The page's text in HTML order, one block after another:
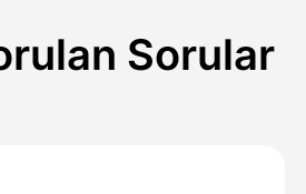
Sorular